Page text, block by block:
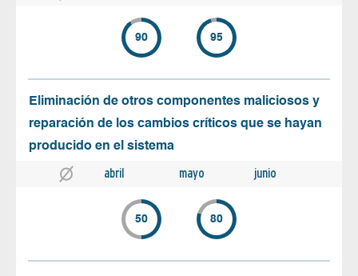
90 95
Eliminación de otros componentes maliciosos y
reparación de los cambios críticos que se hayan
producido en el sistema
abril mayo junio
50 80